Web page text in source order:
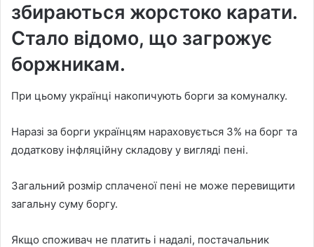
збираються жорстоко карати.
Стало відомо, що загрожує
боржникам.
При цьому українці накопичують борги за комуналку.
Наразі за борги українцям нараховується 3% на борг та
додаткову інфляційну складову у вигляді пені.
Загальний розмір сплаченої пені не може перевищити
загальну суму боргу.
Якщо споживач не платить і надалі, постачальник